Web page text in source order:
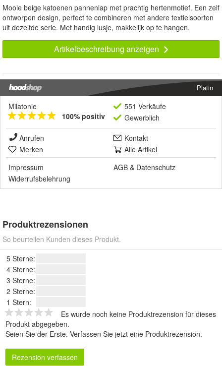
Mooie beige katoenen pannenlap met prachtig hertenmotief. Een zelf
ontworpen design, perfect te combineren met andere textielsoorten
uit dezelfde serie. Met handig lusje, makkelijk op te hangen.
Artikelbeschreibung anzeigen
Platin
Milatonie
100% positiv
551 Verkäufe
Gewerblich
Anrufen
Kontakt
Merken
Alle Artikel
Impressum
AGB & Datenschutz
Widerrufsbelehrung
Produktrezensionen
So beurteilen Kunden dieses Produkt.
5 Sterne:
4 Sterne:
3 Sterne:
2 Sterne:
1 Stern:
Es wurde noch keine Produktrezension für dieses
Produkt abgegeben.
Seien Sie der Erste. Verfassen Sie jetzt eine Produktrezension.
Rezension verfassen